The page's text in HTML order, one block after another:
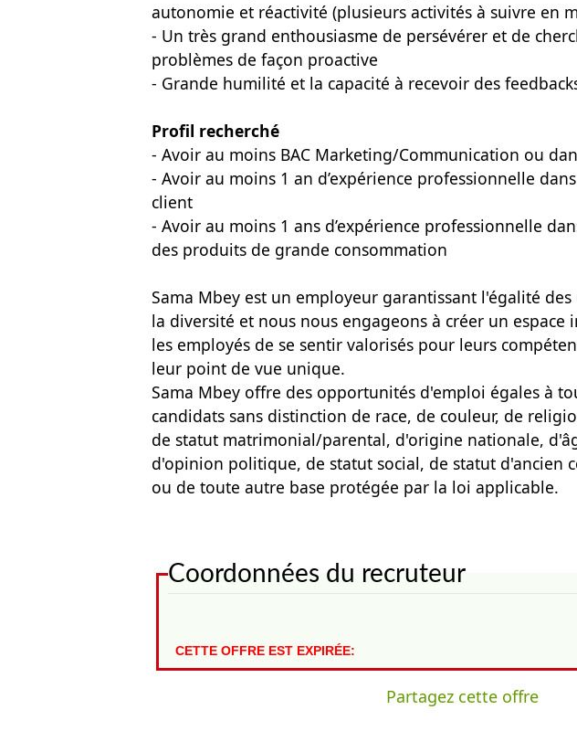
autonomie et réactivité (plusieurs activités à suivre en
- Un très grand enthousiasme de persévérer et de
problèmes de façon proactive
- Grande humilité et la capacité à recevoir des
Profil recherché
- Avoir au moins BAC Marketing/Communication ou
- Avoir au moins 1 an d’expérience professionnelle
client
- Avoir au moins 1 ans d’expérience professionnelle
des produits de grande consommation
Sama Mbey est un employeur garantissant l'égalité des
la diversité et nous nous engageons à créer un
les employés de se sentir valorisés pour leurs
leur point de vue unique.
Sama Mbey offre des opportunités d'emploi égales à
candidats sans distinction de race, de couleur, de
de statut matrimonial/parental, d'origine nationale,
d'opinion politique, de statut social, de statut d'ancien
ou de toute autre base protégée par la loi applicable.
Coordonnées du recruteur
CETTE OFFRE EST EXPIRÉE:
Partagez cette offre